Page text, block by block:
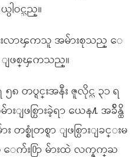
ဝင္သည္။
းလာၾကသူ အမ်ားစုသည္ ေ
ျဖစ္ၾကသည္။
တပ္ရင္းအနီး ဇူလိုင္လ ၃၁ ရ
စ္ပြားခဲ့ရာ ယေန႔ အခ်ိန္ထိ
တစ္စုံတစ္ရာ ျဖစ္ပြားျခင္းမ
း႐ြာ မ်ားထဲ လက္နက္ႀ